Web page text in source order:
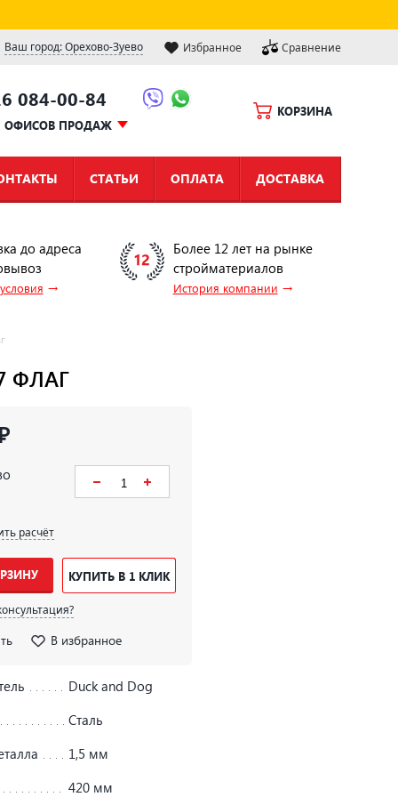
Ваш город: Орехово-Зуево Избранное Сравнение
084-00-84
ОФИСОВ ПРОДАЖ
КОРЗИНА
СТАТЬИ ОПЛАТА ДОСТАВКА
до адреса
→
Более 12 лет на рынке
стройматериалов
История компании →
ФЛАГ
расчёт
КУПИТЬ В 1 КЛИК
В избранное
Duck and Dog
Сталь
1,5 мм
420 мм